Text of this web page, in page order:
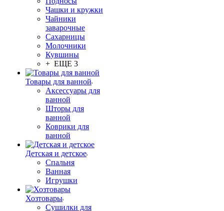
Чашки и кружки
Чайники
заварочные
Сахарницы
Молочники
Кувшины
+ ЕЩЕ 3
Товары для ванной
Аксессуары для
ванной
Шторы для
ванной
Коврики для
ванной
Детская и детское
Спальня
Ванная
Игрушки
Хозтовары
Сушилки для